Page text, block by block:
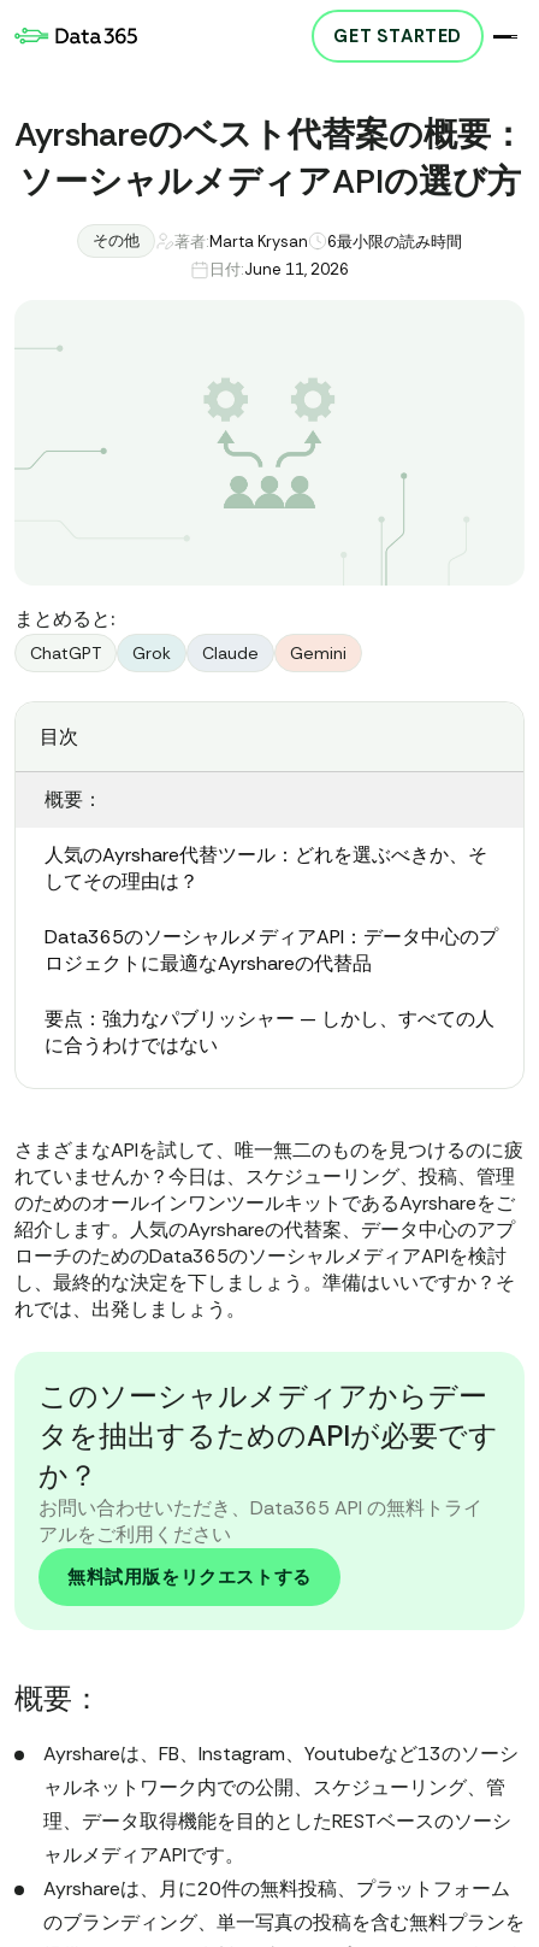
GET STARTED
Ayrshareのベスト代替案の概要：
ソーシャルメディアAPIの選び方
その他 著者:Marta Krysan 6最小限の読み時間
日付:June 11, 2026
まとめると:
ChatGPT Grok Claude Gemini
目次
概要：
人気のAyrshare代替ツール：どれを選ぶべきか、そ
してその理由は？
Data365のソーシャルメディアAPI：データ中心のプ
ロジェクトに最適なAyrshareの代替品
要点：強力なパブリッシャー — しかし、すべての人
に合うわけではない
さまざまなAPIを試して、唯一無二のものを見つけるのに疲
れていませんか？今日は、スケジューリング、投稿、管理
のためのオールインワンツールキットであるAyrshareをご
紹介します。人気のAyrshareの代替案、データ中心のアプ
ローチのためのData365のソーシャルメディアAPIを検討
し、最終的な決定を下しましょう。準備はいいですか？そ
れでは、出発しましょう。
このソーシャルメディアからデー
タを抽出するためのAPIが必要です
か？
お問い合わせいただき、Data365 API の無料トライ
アルをご利用ください
無料試用版をリクエストする
概要：
Ayrshareは、FB、Instagram、Youtubeなど13のソーシ
ャルネットワーク内での公開、スケジューリング、管
理、データ取得機能を目的としたRESTベースのソーシ
ャルメディアAPIです。
Ayrshareは、月に20件の無料投稿、プラットフォーム
のブランディング、単一写真の投稿を含む無料プランを